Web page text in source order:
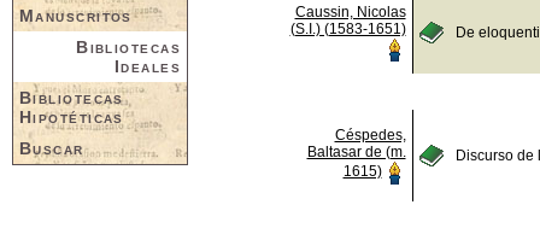
Manuscritos
Bibliotecas
Ideales
Bibliotecas
Hipotéticas
Buscar
Caussin, Nicolas
(S.I.) (1583-1651)
De
Céspedes,
Baltasar de (m.
1615)
Discurso de